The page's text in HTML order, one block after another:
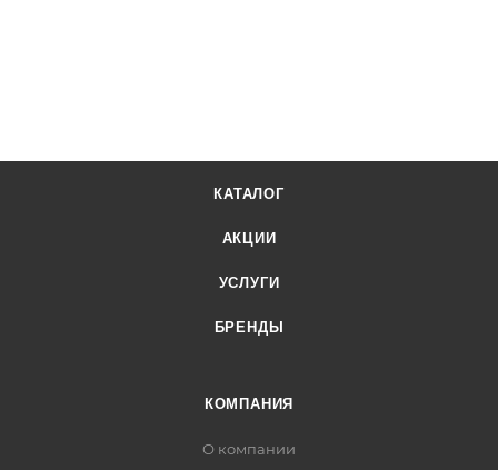
КАТАЛОГ
АКЦИИ
УСЛУГИ
БРЕНДЫ
КОМПАНИЯ
О компании